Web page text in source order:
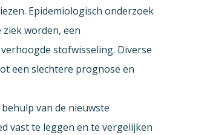
Epidemiologisch onderzoek
worden, een
stofwisseling. Diverse
een slechtere prognose en
van de nieuwste
vast te leggen en te vergelijken